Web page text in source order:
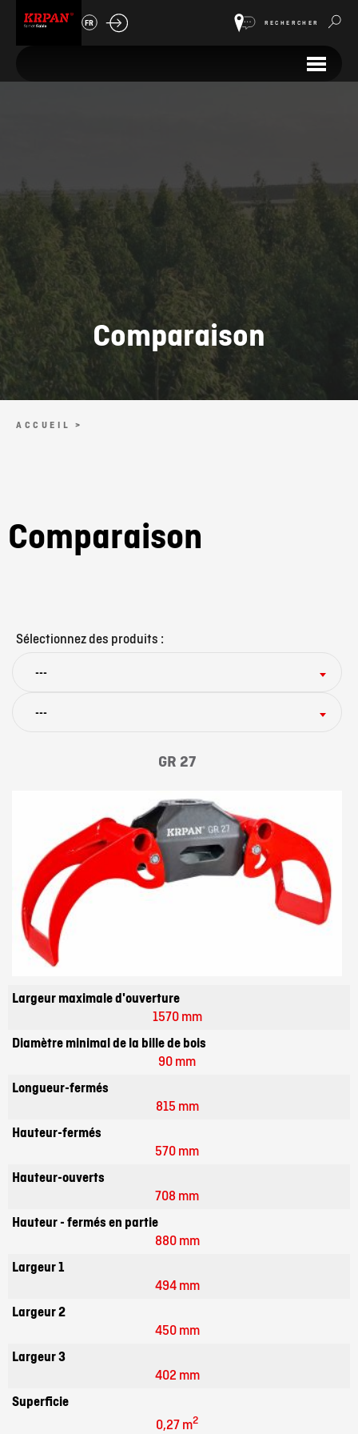
FR RECHERCHER
Comparaison
ACCUEIL >
Comparaison
Sélectionnez des produits :
---
---
GR 27
Largeur maximale d'ouverture
1570 mm
Diamètre minimal de la bille de bois
90 mm
Longueur-fermés
815 mm
Hauteur-fermés
570 mm
Hauteur-ouverts
708 mm
Hauteur - fermés en partie
880 mm
Largeur 1
494 mm
Largeur 2
450 mm
Largeur 3
402 mm
Superficie
0,27 m2